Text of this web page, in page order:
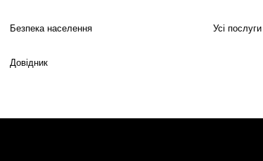
Безпека населення Усі послуги
Довідник